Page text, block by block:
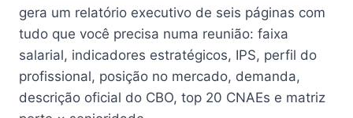
gera um relatório executivo de seis páginas com
tudo que você precisa numa reunião: faixa
salarial, indicadores estratégicos, IPS, perfil do
profissional, posição no mercado, demanda,
descrição oficial do CBO, top 20 CNAEs e matriz